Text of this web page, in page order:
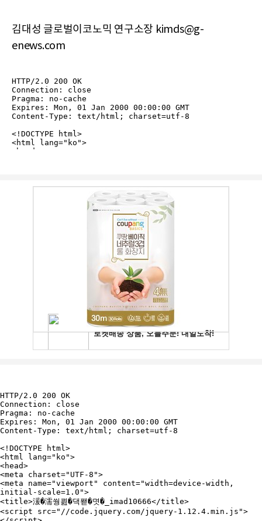
김대성 글로벌이코노믹 연구소장 kimds@g-
enews.com